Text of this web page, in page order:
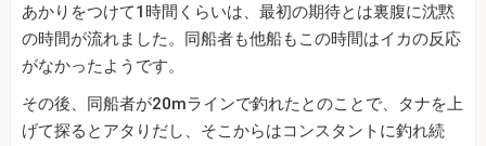
あかりをつけて1時間くらいは、最初の期待とは裏腹に沈黙
の時間が流れました。同船者も他船もこの時間はイカの反応
がなかったようです。
その後、同船者が20mラインで釣れたとのことで、タナを上
げて探るとアタりだし、そこからはコンスタントに釣れ続